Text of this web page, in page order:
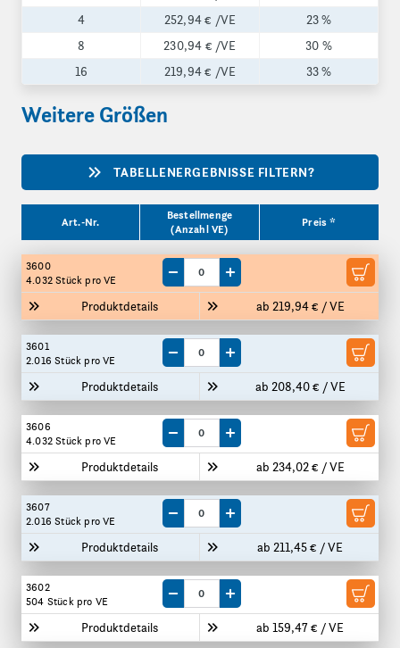
4
252,94 € /VE
23 %
8
230,94 € /VE
30 %
16
219,94 € /VE 33 %
Weitere Größen
TABELLENERGEBNISSE FILTERN?
Art.-Nr.
Bestellmenge
(Anzahl VE)
Preis *
3600
4.032 Stück pro VE
Produktdetails ab 219,94 € / VE
Menge um eine VE reduzieren
Menge um eine VE erhöhen
3601
2.016 Stück pro VE
Produktdetails ab 208,40 € / VE
Menge um eine VE reduzieren
Menge um eine VE erhöhen
3606
4.032 Stück pro VE
Produktdetails ab 234,02 € / VE
Menge um eine VE reduzieren
Menge um eine VE erhöhen
3607
2.016 Stück pro VE
Produktdetails ab 211,45 € / VE
Menge um eine VE reduzieren
Menge um eine VE erhöhen
3602
504 Stückpro VE
Produktdetails ab 159,47 € / VE
Menge um eine VE reduzieren
Menge um eine VE erhöhen